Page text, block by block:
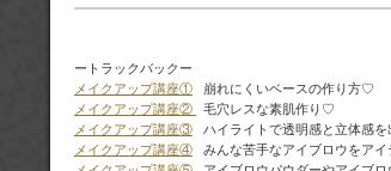
ートラックバックー
メイクアップ講座① 崩れにくいベースの作り方♡
メイクアップ講座②
毛穴レスな素肌作り♡
メイクアップ講座③
ハイライトで透明感と立体感
メイクアップ講座④ みんな苦手なアイブロウをアイ